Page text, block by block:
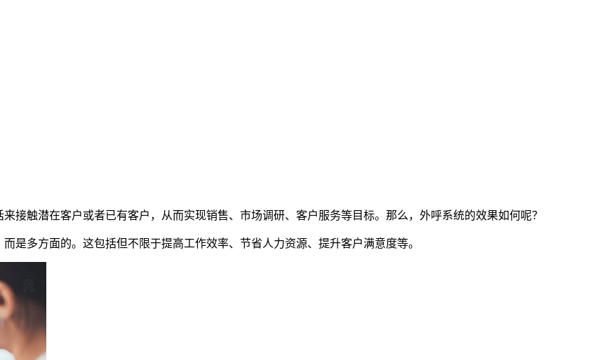
接触潜在客户或者已有客户，从而实现销售、市场调研、客户服务等目标。那么，外呼系统的效果如何呢？
是多方面的。这包括但不限于提高工作效率、节省人力资源、提升客户满意度等。